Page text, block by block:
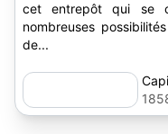
cet entrepôt qui se
nombreuses
de...